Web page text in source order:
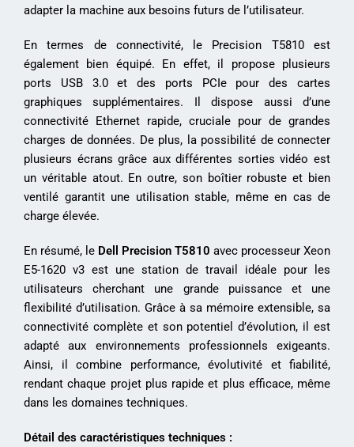
adapter la machine aux besoins futurs de l’utilisateur.
En termes de connectivité, le Precision T5810 est
également bien équipé. En effet, il propose plusieurs
ports USB 3.0 et des ports PCIe pour des cartes
graphiques supplémentaires. Il dispose aussi d’une
connectivité Ethernet rapide, cruciale pour de grandes
charges de données. De plus, la possibilité de connecter
plusieurs écrans grâce aux différentes sorties vidéo est
un véritable atout. En outre, son boîtier robuste et bien
ventilé garantit une utilisation stable, même en cas de
charge élevée.
En résumé, le Dell Precision T5810 avec processeur Xeon
E5-1620 v3 est une station de travail idéale pour les
utilisateurs cherchant une grande puissance et une
flexibilité d’utilisation. Grâce à sa mémoire extensible, sa
connectivité complète et son potentiel d’évolution, il est
adapté aux environnements professionnels exigeants.
Ainsi, il combine performance, évolutivité et fiabilité,
rendant chaque projet plus rapide et plus efficace, même
dans les domaines techniques.
Détail des caractéristiques techniques :